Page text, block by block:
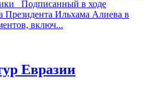
Подписанный в ходе
Президента Ильхама Алиева в
включ...
Евразии